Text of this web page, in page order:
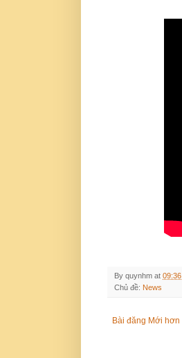
By quynhm at 09:36
Chủ đề: News
Bài đăng Mới hơn